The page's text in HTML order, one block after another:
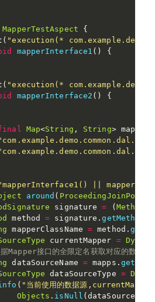
MapperTestAspect
{
( "execution(*
mapperInterface1 ( )
{
( "execution(*
mapperInterface2 ( )
{
Map<String , String> mapps
||
around ( ProceedingJoinPoint
signature = (
method = signature .getMethod
mapperClassName = method .
currentMapper =
Mapper接口的全限定名获取对应的数据源
dataSourceName = mapps . get
dataSourceType =
( "当前使用的数据源
Objects . isNull (dataSourceType